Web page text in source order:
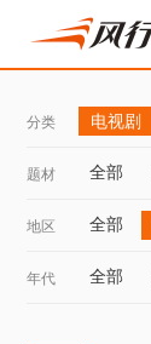
分类 电视剧
题材 全部
地区 全部
年代 全部